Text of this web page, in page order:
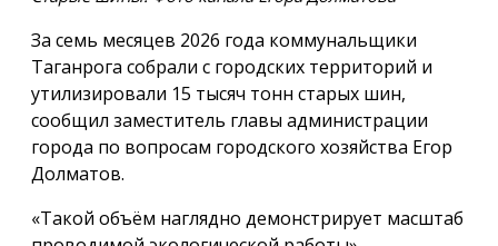
За семь месяцев 2026 года коммунальщики
Таганрога собрали с городских территорий и
утилизировали 15 тысяч тонн старых шин,
сообщил заместитель главы администрации
города по вопросам городского хозяйства Егор
Долматов.
«Такой объём наглядно демонстрирует масштаб